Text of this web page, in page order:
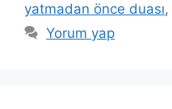
yatmadan önce duası,
Yorum yap